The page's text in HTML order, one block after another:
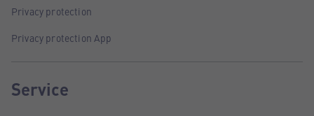
Privacy protection
Privacy protection App
Service